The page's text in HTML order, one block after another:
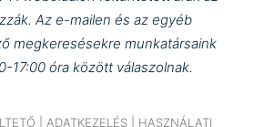
Az e-mailen és az egyéb
megkeresésekre munkatársaink
17:00 óra között válaszolnak.
ADATKEZELÉS| HASZNÁLATI